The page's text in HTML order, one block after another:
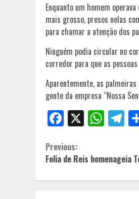
Enquanto um homem
mais grosso, presos nelas
para chamar a atenção dos
Ninguém podia circular no
corredor para que as
Aparentemente, as
gente da empresa “Nossa
Facebook
X
Continue
Reading
Previous:
Folia de Reis homenageia